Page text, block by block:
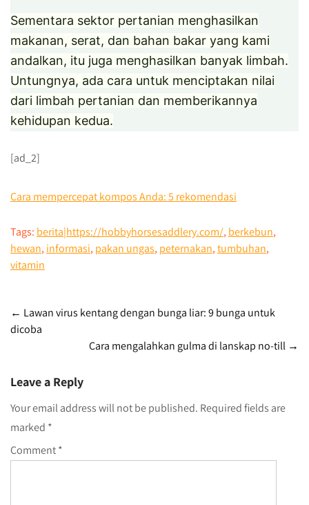
Sementara sektor pertanian menghasilkan
makanan, serat, dan bahan bakar yang kami
andalkan, itu juga menghasilkan banyak limbah.
Untungnya, ada cara untuk menciptakan nilai
dari limbah pertanian dan memberikannya
kehidupan kedua.
[ad_2]
Cara mempercepat kompos Anda: 5 rekomendasi
Tags: berita|https://hobbyhorsesaddlery.com/, berkebun,
hewan, informasi, pakan ungas, peternakan,tumbuhan,
vitamin
Post
navigation
← Lawan virus kentang dengan bunga liar: 9 bunga untuk
dicoba
Cara mengalahkan gulma di lanskap no-till →
Leave a Reply
Your email address will not be published. Required fields are
marked *
Comment*